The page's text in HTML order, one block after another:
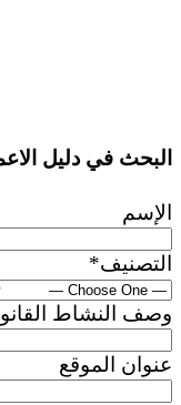
البحث في دليل
الإسم
التصنيف*
وصف النشاط
عنوان الموقع